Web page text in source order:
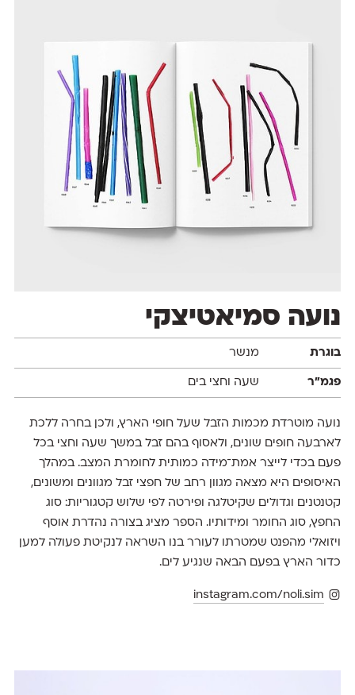
נועה סמיאטיצקי
בוגרת מנשר
פגמ״ר שעה וחצי בים
נועה מוטרדת מכמות הזבל שעל חופי הארץ, ולכן בחרה ללכת
לארבעה חופים שונים, ולאסוף בהם זבל במשך שעה וחצי בכל
פעם בכדי לייצר אמת־מידה כמותית לחומרת המצב. במהלך
האיסופים היא מצאה מגוון רחב של חפצי זבל מגוונים ומשונים,
קטנטנים וגדולים שקיטלגה ופירטה לפי שלוש קטגוריות: סוג
החפץ, סוג החומר ומידותיו. הספר מציג בצורה נהדרת אוסף
ויזואלי מהפנט שמטרתו לעורר בנו השראה לנקיטת פעולה למען
כדור הארץ בפעם הבאה שנגיע לים.
instagram.com/noli.sim